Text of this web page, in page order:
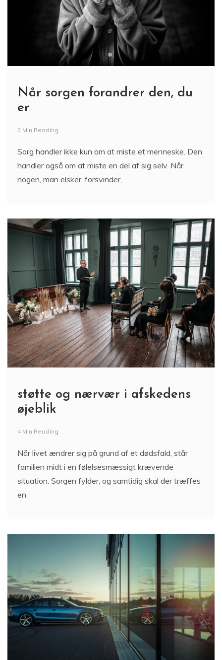
Når sorgen forandrer den, du
er
3 Min Reading
Sorg handler ikke kun om at miste et menneske. Den
handler også om at miste en del af sig selv. Når
nogen, man elsker, forsvinder,
støtte og nærvær i afskedens
øjeblik
4 Min Reading
Når livet ændrer sig på grund af et dødsfald, står
familien midt i en følelsesmæssigt krævende
situation. Sorgen fylder, og samtidig skal der træffes
en